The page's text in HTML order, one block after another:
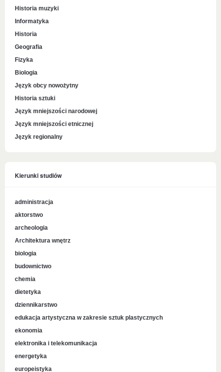
Historia muzyki
Informatyka
Historia
Geografia
Fizyka
Biologia
Język obcy nowożytny
Historia sztuki
Język mniejszości narodowej
Język mniejszości etnicznej
Język regionalny
Kierunki studiów
administracja
aktorstwo
archeologia
Architektura wnętrz
biologia
budownictwo
chemia
dietetyka
dziennikarstwo
edukacja artystyczna w zakresie sztuk plastycznych
ekonomia
elektronika i telekomunikacja
energetyka
europeistyka